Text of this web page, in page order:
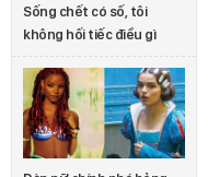
Sống chết có số, tôi
không hối tiếc điều gì